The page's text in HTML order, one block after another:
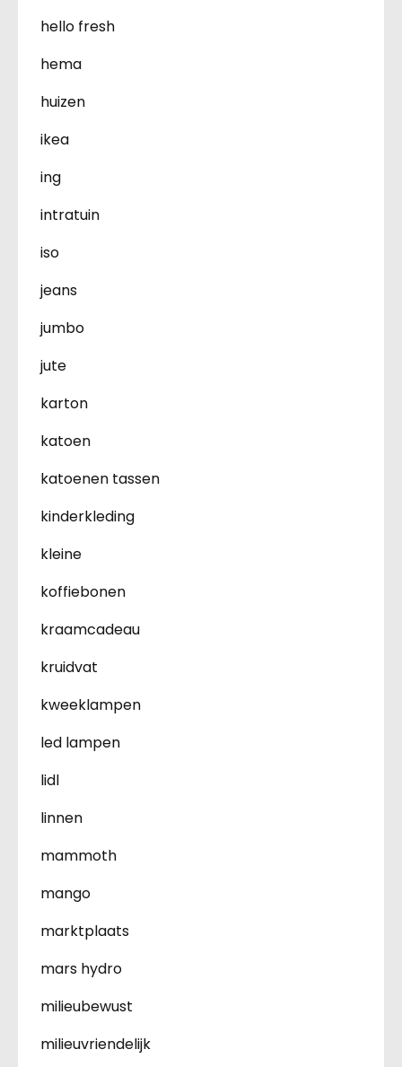
hello fresh
hema
huizen
ikea
ing
intratuin
iso
jeans
jumbo
jute
karton
katoen
katoenen tassen
kinderkleding
kleine
koffiebonen
kraamcadeau
kruidvat
kweeklampen
led lampen
lidl
linnen
mammoth
mango
marktplaats
mars hydro
milieubewust
milieuvriendelijk